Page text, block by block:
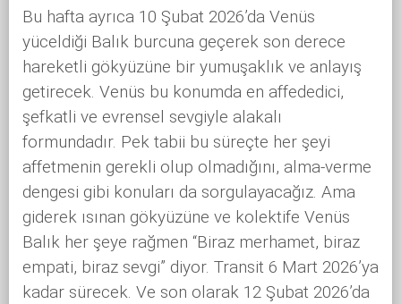
Bu hafta ayrıca 10 Şubat 2026’da Venüs
yüceldiği Balık burcuna geçerek son derece
hareketli gökyüzüne bir yumuşaklık ve anlayış
getirecek. Venüs bu konumda en affededici,
şefkatli ve evrensel sevgiyle alakalı
formundadır. Pek tabii bu süreçte her şeyi
affetmenin gerekli olup olmadığını, alma-verme
dengesi gibi konuları da sorgulayacağız. Ama
giderek ısınan gökyüzüne ve kolektife Venüs
Balık her şeye rağmen “Biraz merhamet, biraz
empati, biraz sevgi” diyor. Transit 6 Mart 2026’ya
kadar sürecek. Ve son olarak 12 Şubat 2026’da